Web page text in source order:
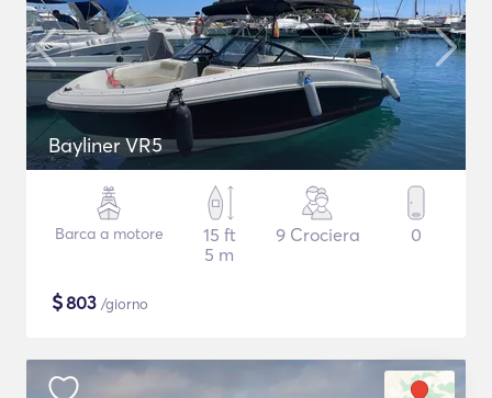
Bayliner VR5
Barca a motore
15 ft
5 m
9 Crociera 0
$803 /giorno